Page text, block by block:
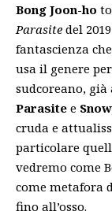
Bong Joon-ho
Parasite del
fantascienza
usa il genere
sudcoreano,
Parasite e
cruda e
particolare
vedremo come
come metafora
fino all’osso.